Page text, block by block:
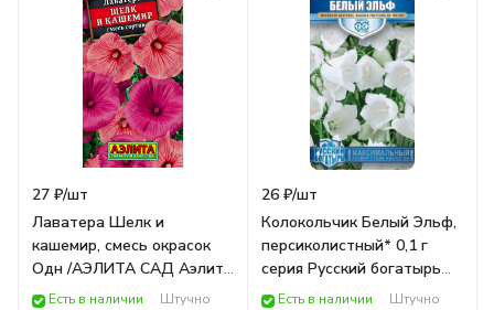
27 ₽/шт
Лаватера Шелк и
кашемир, смесь окрасок
Одн /АЭЛИТА САД Аэлита
ЦВЕТЫ
Есть в наличии Штучно
26 ₽/шт
Колокольчик Белый Эльф,
персиколистный* 0,1 г
серия Русский богатырь
Н18/ГАВРИШ САД Гавриш
Есть в наличии Штучно